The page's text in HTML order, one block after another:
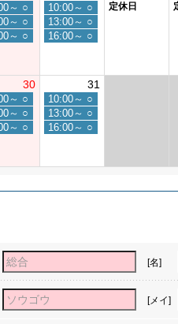
～ ○
～ ○
～ ○
10:00～ ○
13:00～ ○
16:00～ ○
定休日
30
～ ○
～ ○
～ ○
31
10:00～ ○
13:00～ ○
16:00～ ○
[名]
[メイ]